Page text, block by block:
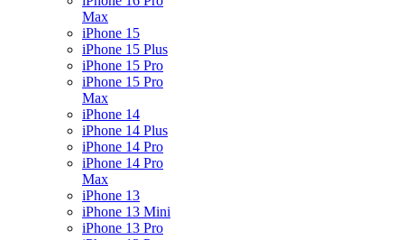
Max
iPhone 15
iPhone 15 Plus
iPhone 15 Pro
iPhone 15 Pro
Max
iPhone 14
iPhone 14 Plus
iPhone 14 Pro
iPhone 14 Pro
Max
iPhone 13
iPhone 13 Mini
iPhone 13 Pro